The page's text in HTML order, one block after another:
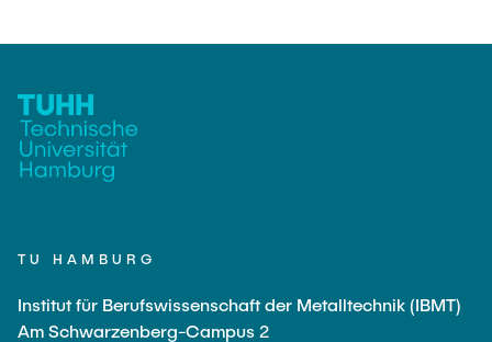
TU HAMBURG
Institut für Berufswissenschaft der Metalltechnik (IBMT)
Am Schwarzenberg-Campus 2